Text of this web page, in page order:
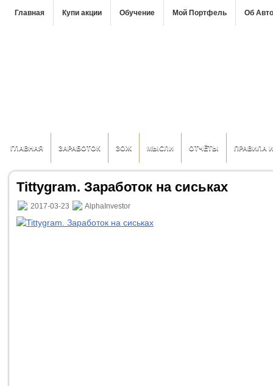
Главная Купи акции Обучение Мой Портфель Об
ГЛАВНАЯ ЗАРАБОТОК ЗОЖ МЫСЛИ ОТЧЁТЫ ПРАВИЛА
Tittygram. Заработок на сиськах
2017-03-23 AlphaInvestor